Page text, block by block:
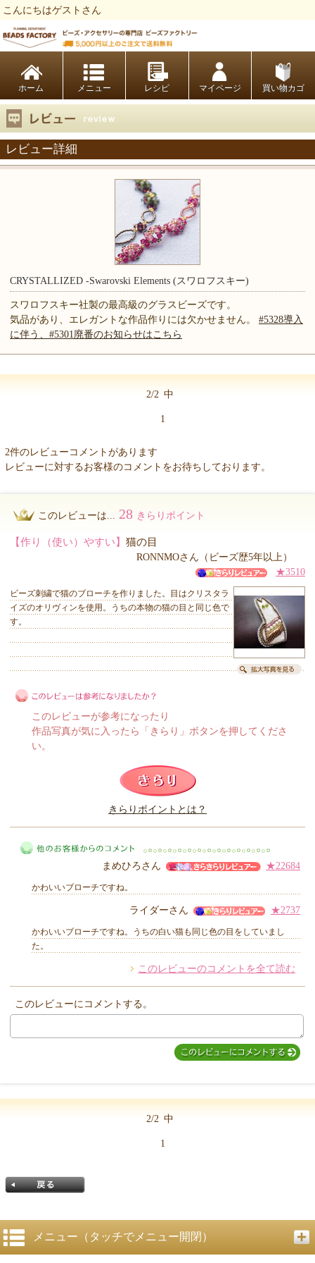
こんにちはゲストさん
ホーム レシピ マイページ 買い物カゴ
レビュー詳細
CRYSTALLIZED -Swarovski Elements (スワロフスキー)
スワロフスキー社製の最高級のグラスビーズです。
気品があり、エレガントな作品作りには欠かせません。 #5328導入
に伴う、#5301廃番のお知らせはこちら
2/2 中
1
2件のレビューコメントがあります
レビューに対するお客様のコメントをお待ちしております。
このレビューは... 28 きらりポイント
【作り（使い）やすい】 猫の目
RONNMOさん（ビーズ歴5年以上）
★3510
ビーズ刺繍で猫のブローチを作りました。目はクリスタラ
イズのオリヴィンを使用。うちの本物の猫の目と同じ色で
す。
このレビューは参考になりましたか？
このレビューが参考になったり
作品写真が気に入ったら「きらり」ボタンを押してくださ
い。
きらりポイントとは？
他のお客様からのコメント
まめひろさん ★22684
かわいいブローチですね。
ライダーさん ★2737
かわいいブローチですね。うちの白い猫も同じ色の目をしていまし
た。
このレビューのコメントを全て読む
このレビューにコメントする。
2/2 中
1
メニュー（タッチでメニュー開閉）